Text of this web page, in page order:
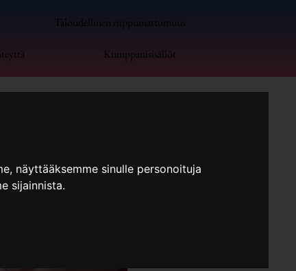
näyttääksemme sinulle personoituja
sijainnista.
Taloudellinen riippumattomuus
Kumppanisisällöt